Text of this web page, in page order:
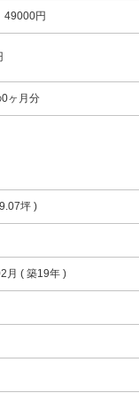
49000円
ヶ月分
坪 )
月 ( 築19年 )